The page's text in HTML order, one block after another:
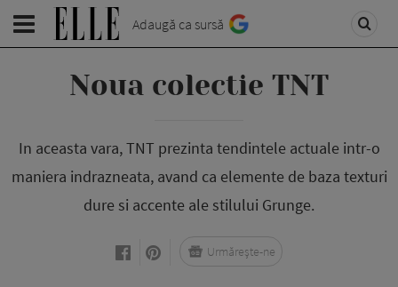
Adaugă ca sursă
Noua colectie TNT
In aceasta vara, TNT prezinta tendintele actuale intr-o
maniera indrazneata, avand ca elemente de baza texturi
dure si accente ale stilului Grunge.
Urmărește-ne